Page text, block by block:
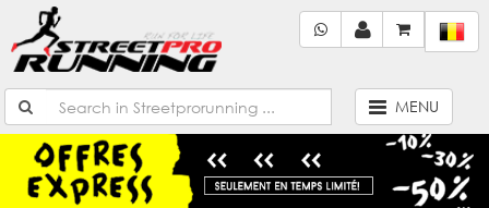
MENU